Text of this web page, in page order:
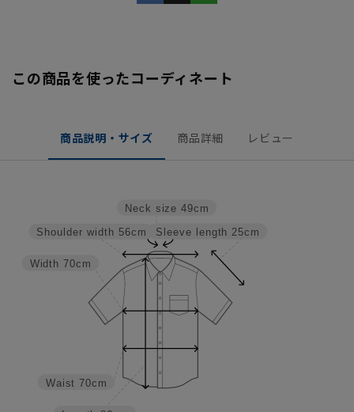
この商品を使ったコーディネート
商品説明・サイズ 商品詳細 レビュー
Sleeve length 25cm
Neck size 49cm
Waist 70cm
Width 70cm
Shoulder width 56cm